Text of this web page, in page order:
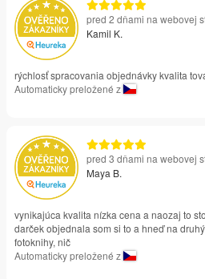
pred 2 dňami na webovej
Kamil K.
rýchlosť spracovania objednávky kvalita
Automaticky preložené z
pred 3 dňami na webovej
Maya B.
vynikajúca kvalita nízka cena a naozaj to
darček objednala som si to a hneď na
fotoknihy, nič
Automaticky preložené z